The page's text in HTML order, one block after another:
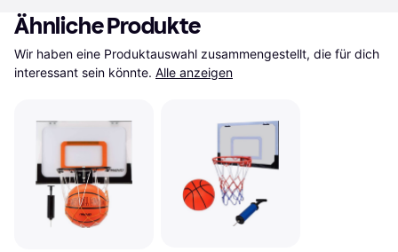
Ähnliche Produkte
Wir haben eine Produktauswahl zusammengestellt, die für dich
interessant sein könnte. Alle anzeigen